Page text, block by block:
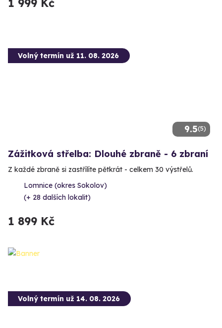
1 999 Kč
9.5(5)
Volný termín už 11. 08. 2026
Zážitková střelba: Dlouhé zbraně - 6 zbraní
Z každé zbraně si zastřílíte pětkrát - celkem 30 výstřelů.
Lomnice (okres Sokolov)
(+ 28 dalších lokalit)
1 899 Kč
Volný termín už 14. 08. 2026